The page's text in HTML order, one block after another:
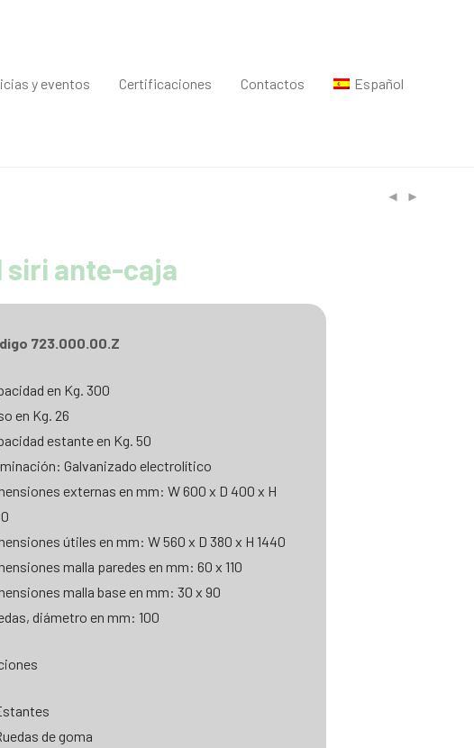
y eventos Certificaciones Contactos Español
siri ante-caja
723.000.00.Z
en Kg. 300
en Kg. 26
estante en Kg. 50
Galvanizado electrolítico
externas en mm: W 600 x D 400 x H
útiles en mm: W 560 x D 380 x H 1440
malla paredes en mm: 60 x 110
malla base en mm: 30 x 90
diámetro en mm: 100
de goma